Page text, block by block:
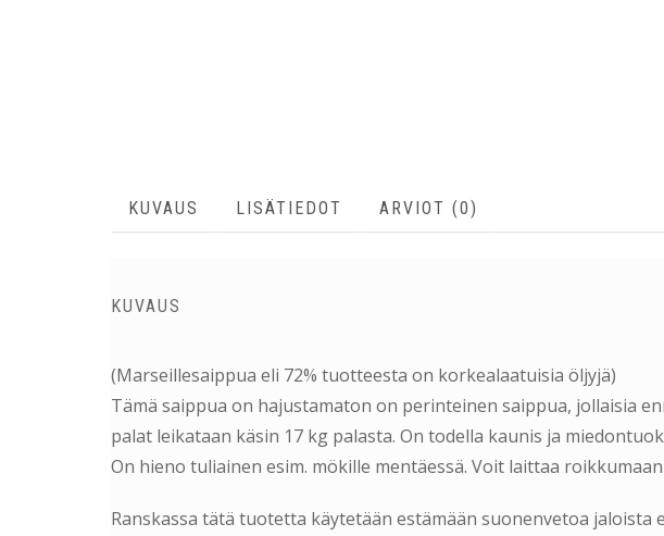
KUVAUS LISÄTIEDOT ARVIOT (0)
KUVAUS
(Marseillesaippua eli 72% tuotteesta on korkealaatuisia öljyjä)
Tämä saippua on hajustamaton on perinteinen saippua, jollaisia
palat leikataan käsin 17 kg palasta. On todella kaunis ja
On hieno tuliainen esim. mökille mentäessä. Voit laittaa
Ranskassa tätä tuotetta käytetään estämään suonenvetoa